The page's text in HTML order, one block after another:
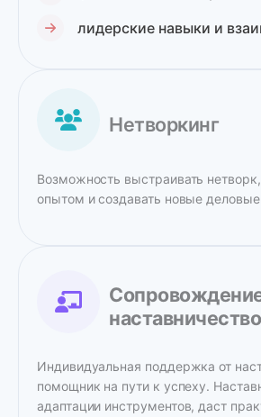
лидерские навыки и
Нетворкинг
Возможность выстраивать
опытом и создавать новые
наставничество
Индивидуальная поддержка от
помощник на пути к успеху.
адаптации инструментов, даст